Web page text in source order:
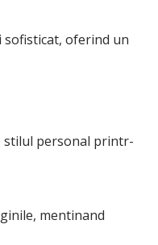
sofisticat, oferind un
stilul personal printr-
mentinand